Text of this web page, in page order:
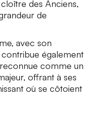
des Anciens,
de
avec son
également
reconnue comme un
offrant à ses
où se côtoient